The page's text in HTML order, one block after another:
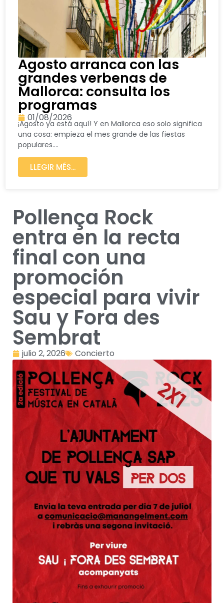
Pollença Rock
entra en la recta
final con una
promoción
especial para vivir
Sau y Fora des
Sembrat
julio 2, 2026 Concierto
Agosto arranca con las
grandes verbenas de
Mallorca: consulta los
programas
01/08/2026
¡Agosto ya está aquí! Y en Mallorca eso solo significa
una cosa: empieza el mes grande de las fiestas
populares....
LLEGIR MÉS...